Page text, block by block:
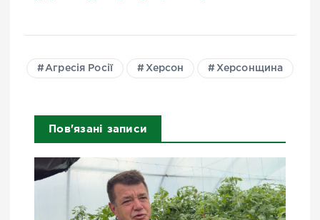
Агресія Росії Херсон Херсонщина
Пов'язані записи